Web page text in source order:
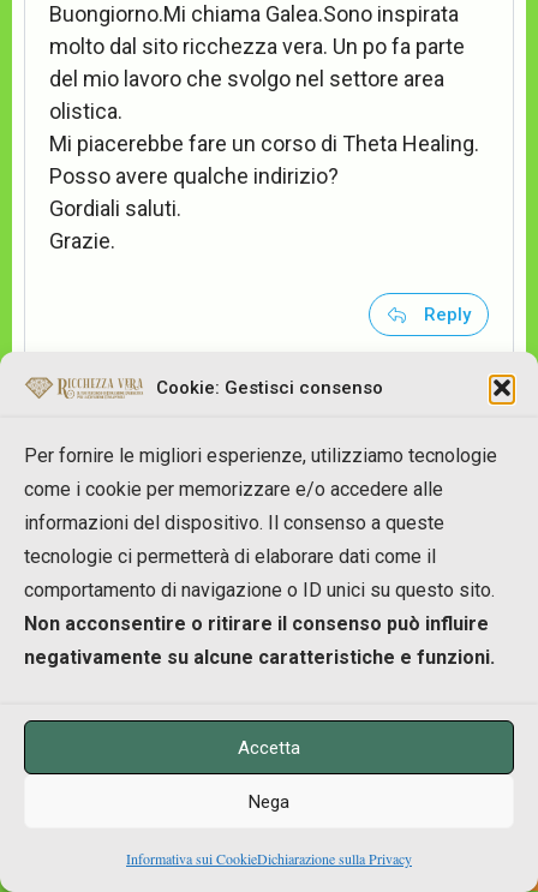
Cookie: Gestisci consenso
Per fornire le migliori esperienze, utilizziamo tecnologie
come i cookie per memorizzare e/o accedere alle
informazioni del dispositivo. Il consenso a queste
tecnologie ci permetterà di elaborare dati come il
comportamento di navigazione o ID unici su questo sito.
Non acconsentire o ritirare il consenso può influire
negativamente su alcune caratteristiche e funzioni.
Accetta
Nega
Informativa sui CookieDichiarazione sulla Privacy
Buongiorno.Mi chiama Galea.Sono inspirata
molto dal sito ricchezza vera. Un po fa parte
del mio lavoro che svolgo nel settore area
olistica.
Mi piacerebbe fare un corso di Theta Healing.
Posso avere qualche indirizio?
Gordiali saluti.
Grazie.
Reply
Jose' Scafarelli
01/02/2015 alle 12:41
Healing è proprio l’insegnante.
Purtroppo il nostro insegnante non
organizza più corsi di questo tipo: quello
organizzare io proprio per questo motivo!